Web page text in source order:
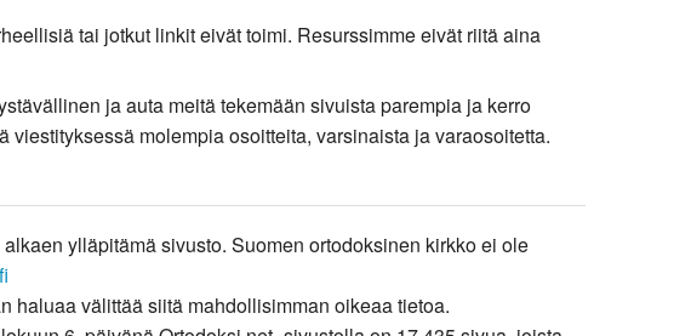
tai jotkut linkit eivät toimi. Resurssimme eivät riitä aina
ja auta meitä tekemään sivuista parempia ja kerro
molempia osoitteita, varsinaista ja varaosoitetta.
ylläpitämä sivusto. Suomen ortodoksinen kirkko ei ole
haluaa välittää siitä mahdollisimman oikeaa tietoa.